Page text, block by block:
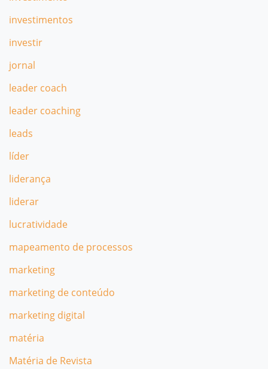
investimentos
investir
jornal
leader coach
leader coaching
leads
líder
liderança
liderar
lucratividade
mapeamento de processos
marketing
marketing de conteúdo
marketing digital
matéria
Matéria de Revista